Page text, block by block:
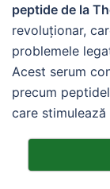
peptide de la
revoluționar,
problemele
Acest serum
precum
care